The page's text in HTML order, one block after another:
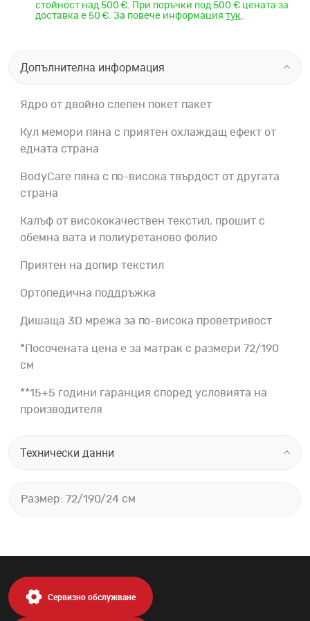
стойност над 500 €. При поръчки под 500 € цената за
доставка е 50 €. За повече информация тук.
Допълнителна информация
Ядро от двойно слепен покет пакет
Кул мемори пяна с приятен охлаждащ ефект от
едната страна
BodyCare пяна с по-висока твърдост от другата
страна
Калъф от висококачествен текстил, прошит с
обемна вата и полиуретаново фолио
Приятен на допир текстил
Ортопедична поддръжка
Дишаща 3D мрежа за по-висока проветривост
*Посочената цена е за матрак с размери 72/190
см
**15+5 години гаранция според условията на
производителя
Технически данни
Размер: 72/190/24 см
Сервизно обслужване